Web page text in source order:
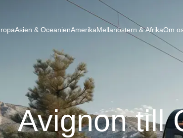
Asien & OceanienAmerikaMellanöstern & AfrikaOm
Avignon till